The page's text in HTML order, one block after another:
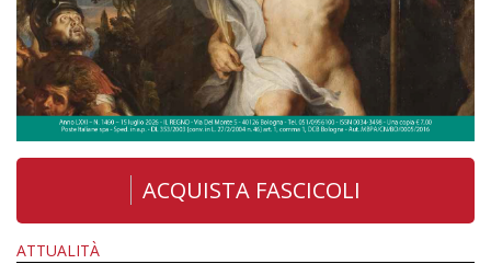
ACQUISTA FASCICOLI
ATTUALITÀ